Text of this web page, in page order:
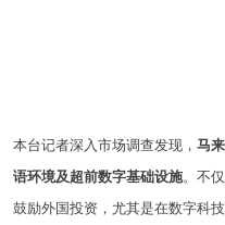
本台记者深入市场调查发现， 马
语环境及超前数字基础设施。不
鼓励外国投资，尤其是在数字科